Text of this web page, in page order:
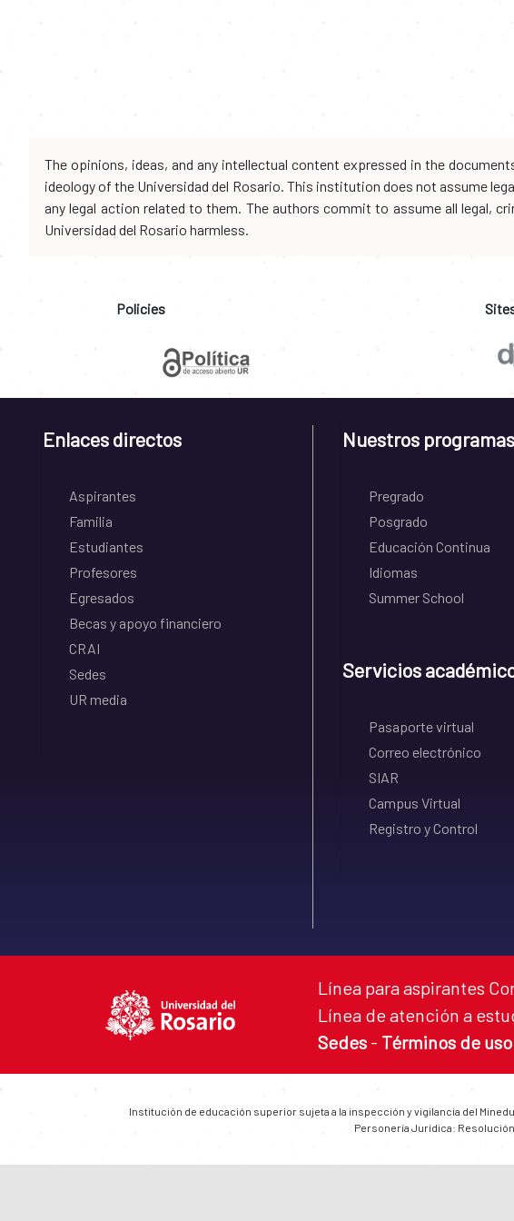
The opinions, ideas, and any intellectual content expressed in the
ideology of the Universidad del Rosario. This institution does not assume
any legal action related to them. The authors commit to assume all legal,
Universidad del Rosario harmless.
Policies
Enlaces directos
Aspirantes
Familia
Estudiantes
Profesores
Egresados
Becas y apoyo financiero
CRAI
Sedes
UR media
Nuestros programas
Pregrado
Posgrado
Educación Continua
Idiomas
Summer School
Servicios
Pasaporte virtual
Correo electrónico
SIAR
Campus Virtual
Registro y Control
Línea para aspirantes
Línea de atención a
Sedes - Términos de uso
Institución de educación superior sujeta a la inspección y vigilancia del
Personería Jurídica: Resolución